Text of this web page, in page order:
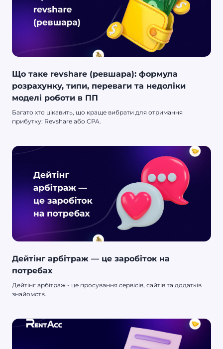
Що таке revshare (ревшара): формула
розрахунку, типи, переваги та недоліки
моделі роботи в ПП
Багато хто цікавить, що краще вибрати для отримання
прибутку: Revshare або CPA.
Дейтінг арбітраж — це заробіток на
потребах
Дейтінг арбітраж - це просування сервісів, сайтів та додатків
знайомств.